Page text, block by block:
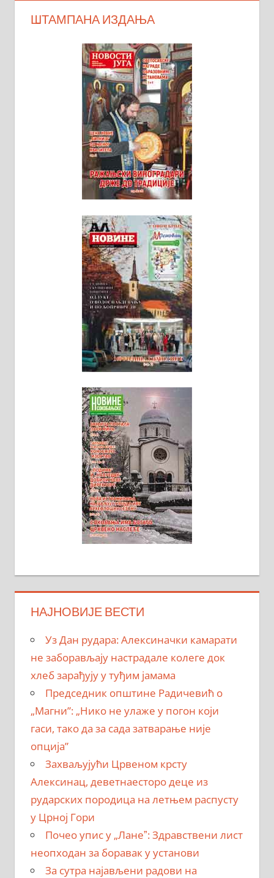
ШТАМПАНА ИЗДАЊА
НАЈНОВИЈЕ ВЕСТИ
Уз Дан рудара: Алексиначки камарати
не заборављају настрадале колеге док
хлеб зарађују у туђим јамама
Председник општине Радичевић о
„Магни”: „Нико не улаже у погон који
гаси, тако да за сада затварање није
опција”
Захваљујући Црвеном крсту
Алексинац, деветнаесторо деце из
рударских породица на летњем распусту
у Црној Гори
Почео упис у „Ланеˮ: Здравствени лист
неопходан за боравак у установи
За сутра најављени радови на